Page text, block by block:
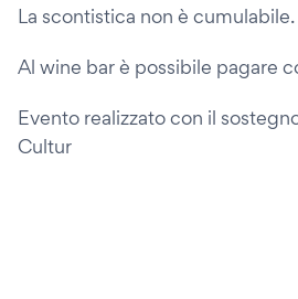
La scontistica non è cumulabile.
Al wine bar è possibile pagare
Evento realizzato con il
Cultur